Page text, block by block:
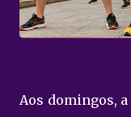
Aos domingos, a